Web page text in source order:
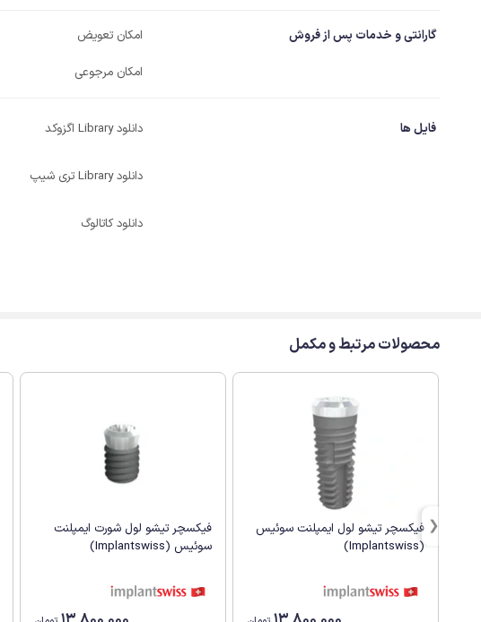
گارانتی و خدمات پس از فروش امکان تعویض
امکان مرجوعی
فایل ها دانلود Library اگزوکد
دانلود Library تری شیپ
دانلود کاتالوگ
محصولات مرتبط و مکمل
فیکسچر تیشو لول ایمپلنت سوئیس
(Implantswiss)
فیکسچر تیشو لول شورت ایمپلنت
سوئیس (Implantswiss)